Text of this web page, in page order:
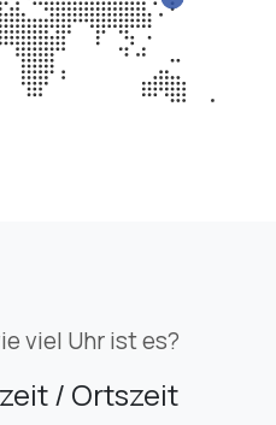
viel Uhr ist es?
/ Ortszeit